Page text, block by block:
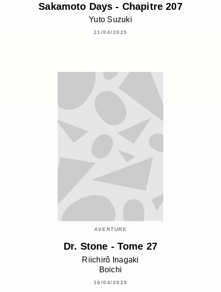
Sakamoto Days - Chapitre 207
Yuto Suzuki
21/04/2025
AVENTURE
Dr. Stone - Tome 27
Riichirô Inagaki
Boichi
16/04/2025